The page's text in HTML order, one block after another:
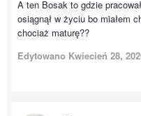
A ten Bosak to gdzie
osiągnął w życiu bo miałem
chociaż maturę??
Edytowano Kwiecień 28,